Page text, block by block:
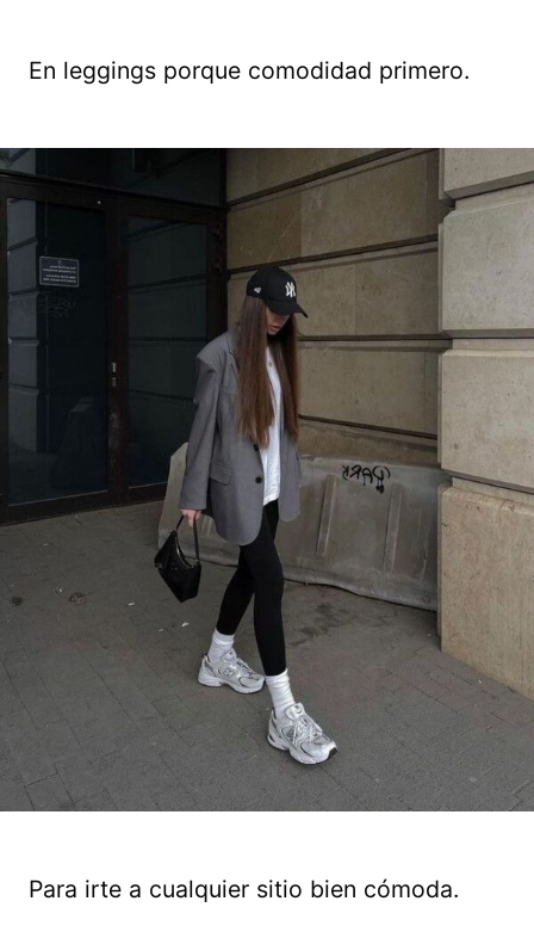
En leggings porque comodidad primero.
Para irte a cualquier sitio bien cómoda.